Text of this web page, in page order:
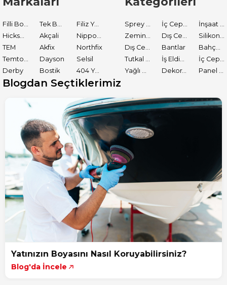
Filli Boya Tek Boya
Filiz Yapı Market
Hickson Decor
Akçali
Nippon Paint
TEM
Akfix
Northfix
Temtools
Dayson
Selsil
Derby
Bostik 404 Yapıştırıcı
Sprey Boyalar İç Cephe Astarları
İnşaat Tamir Malzemeleri
Zemin Boyası
Dış Cephe Boyaları
Silikon ve Mastikler
Dış Cephe Astarları
Bantlar
Bahçe El Aletleri
Tutkal ve Yapıştırıcılar
İş Eldiveni
İç Cephe Boyaları
Yağlı Boyalar
Dekoratif Boyalar Panel Kapı Boyası
Blogdan Seçtiklerimiz
Yatınızın Boyasını Nasıl Koruyabilirsiniz?
Blog'da İncele